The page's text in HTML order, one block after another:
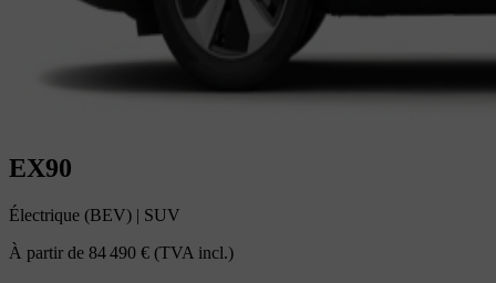
EX90
Électrique (BEV) | SUV
À partir de 84 490 € (TVA incl.)